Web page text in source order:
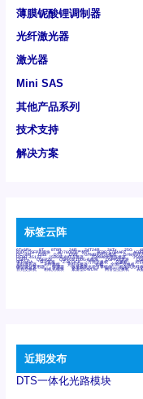
薄膜铌酸锂调制器
光纤激光器
激光器
Mini SAS
其他产品系列
技术支持
解决方案
标签云阵
6Tx6Rx 8T 8T8R 24R 24T24R 24Tx 25G
800G OSFP光模块 AD7606国产替代 AFBR-57B4APZ
DC~4M DSS DTS DVS GYMB光纤连接器 GYM光纤
HFBR-4513Z J599A6光纤连接器 J599A8光电连接器
QSFP+ QSFP28 QSFP28 100G光模块 QSFP28笼座
SFP MSA SFP笼座 Z-BLOCK 万兆交换机 交换机 光
光纤激光器 光纤跳线 光纤连接器 光耦 全国产交换机
微型波分复用器 探测器 收发模块光学引擎组件 机架式光纤
百兆交换机 相机光模块 紧凑型DWDM 网管型交换机 表
近期发布
DTS一体化光路模块